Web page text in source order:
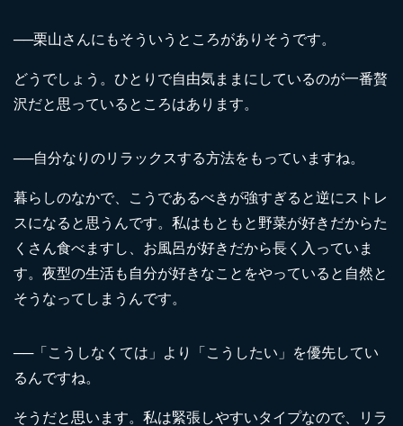
──栗山さんにもそういうところがありそうです。
どうでしょう。ひとりで自由気ままにしているのが一番贅
沢だと思っているところはあります。
──自分なりのリラックスする方法をもっていますね。
暮らしのなかで、こうであるべきが強すぎると逆にストレ
スになると思うんです。私はもともと野菜が好きだからた
くさん食べますし、お風呂が好きだから長く入っていま
す。夜型の生活も自分が好きなことをやっていると自然と
そうなってしまうんです。
──「こうしなくては」より「こうしたい」を優先してい
るんですね。
そうだと思います。私は緊張しやすいタイプなので、リラ